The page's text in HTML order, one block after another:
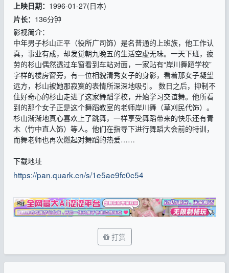
上映日期： 1996-01-27(日本)
片长： 136分钟
影视简介：
中年男子杉山正平（役所广司饰）是名普通的上班族，他工作认
真，事业有成，却发觉朝九晚五的生活空虚无味。一天下班，疲
劳的杉山偶然透过车窗看到车站对面，一家贴有“岸川舞蹈学校”
字样的楼房窗旁，有一位相貌清秀女子的身影，看着那女子凝望
远方，杉山被她那寂寞的表情所深深地吸引。 数日之后，抑制不
住好奇心的杉山走进了这家舞蹈学校，开始学习交谊舞。他所看
到的那个女子正是这个舞蹈教室的老师岸川舞（草刈民代饰）。
杉山渐渐地真心喜欢上了跳舞，一样享受舞蹈带来的快乐还有青
木（竹中直人饰）等人。他们在指导下进行舞蹈大会前的特训，
而舞老师也再次燃起对舞蹈的热爱……
下载地址
https://pan.quark.cn/s/1e5ae9fc0c54
打赏